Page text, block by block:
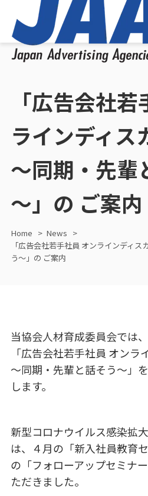
「広告会社
ラインディス
～同期・先輩
～」の ご案内
Home
News
「広告会社若手社員 オンラインディ
う～」の ご案内
当協会人材育成委員会では
「広告会社若手社員 オンラ
～同期・先輩と話そう～」
します。
新型コロナウイルス感染拡
は、４月の「新入社員教育
の「フォローアップセミナ
ただきました。